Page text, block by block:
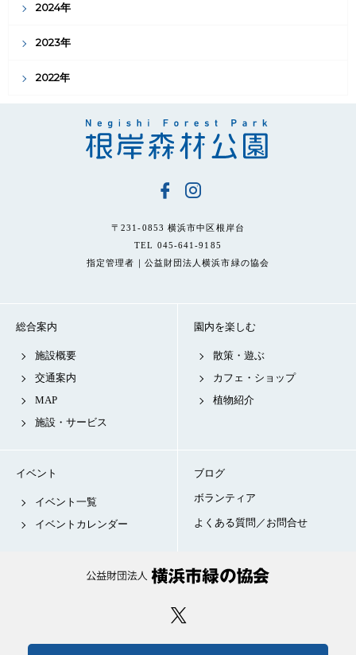
2024年
2023年
2022年
〒231-0853 横浜市中区根岸台
TEL 045-641-9185
指定管理者｜公益財団法人横浜市緑の協会
総合案内
施設概要
交通案内
MAP
施設・サービス
園内を楽しむ
散策・遊ぶ
カフェ・ショップ
植物紹介
イベント
イベント一覧
イベントカレンダー
ブログ
ボランティア
よくある質問／お問合せ